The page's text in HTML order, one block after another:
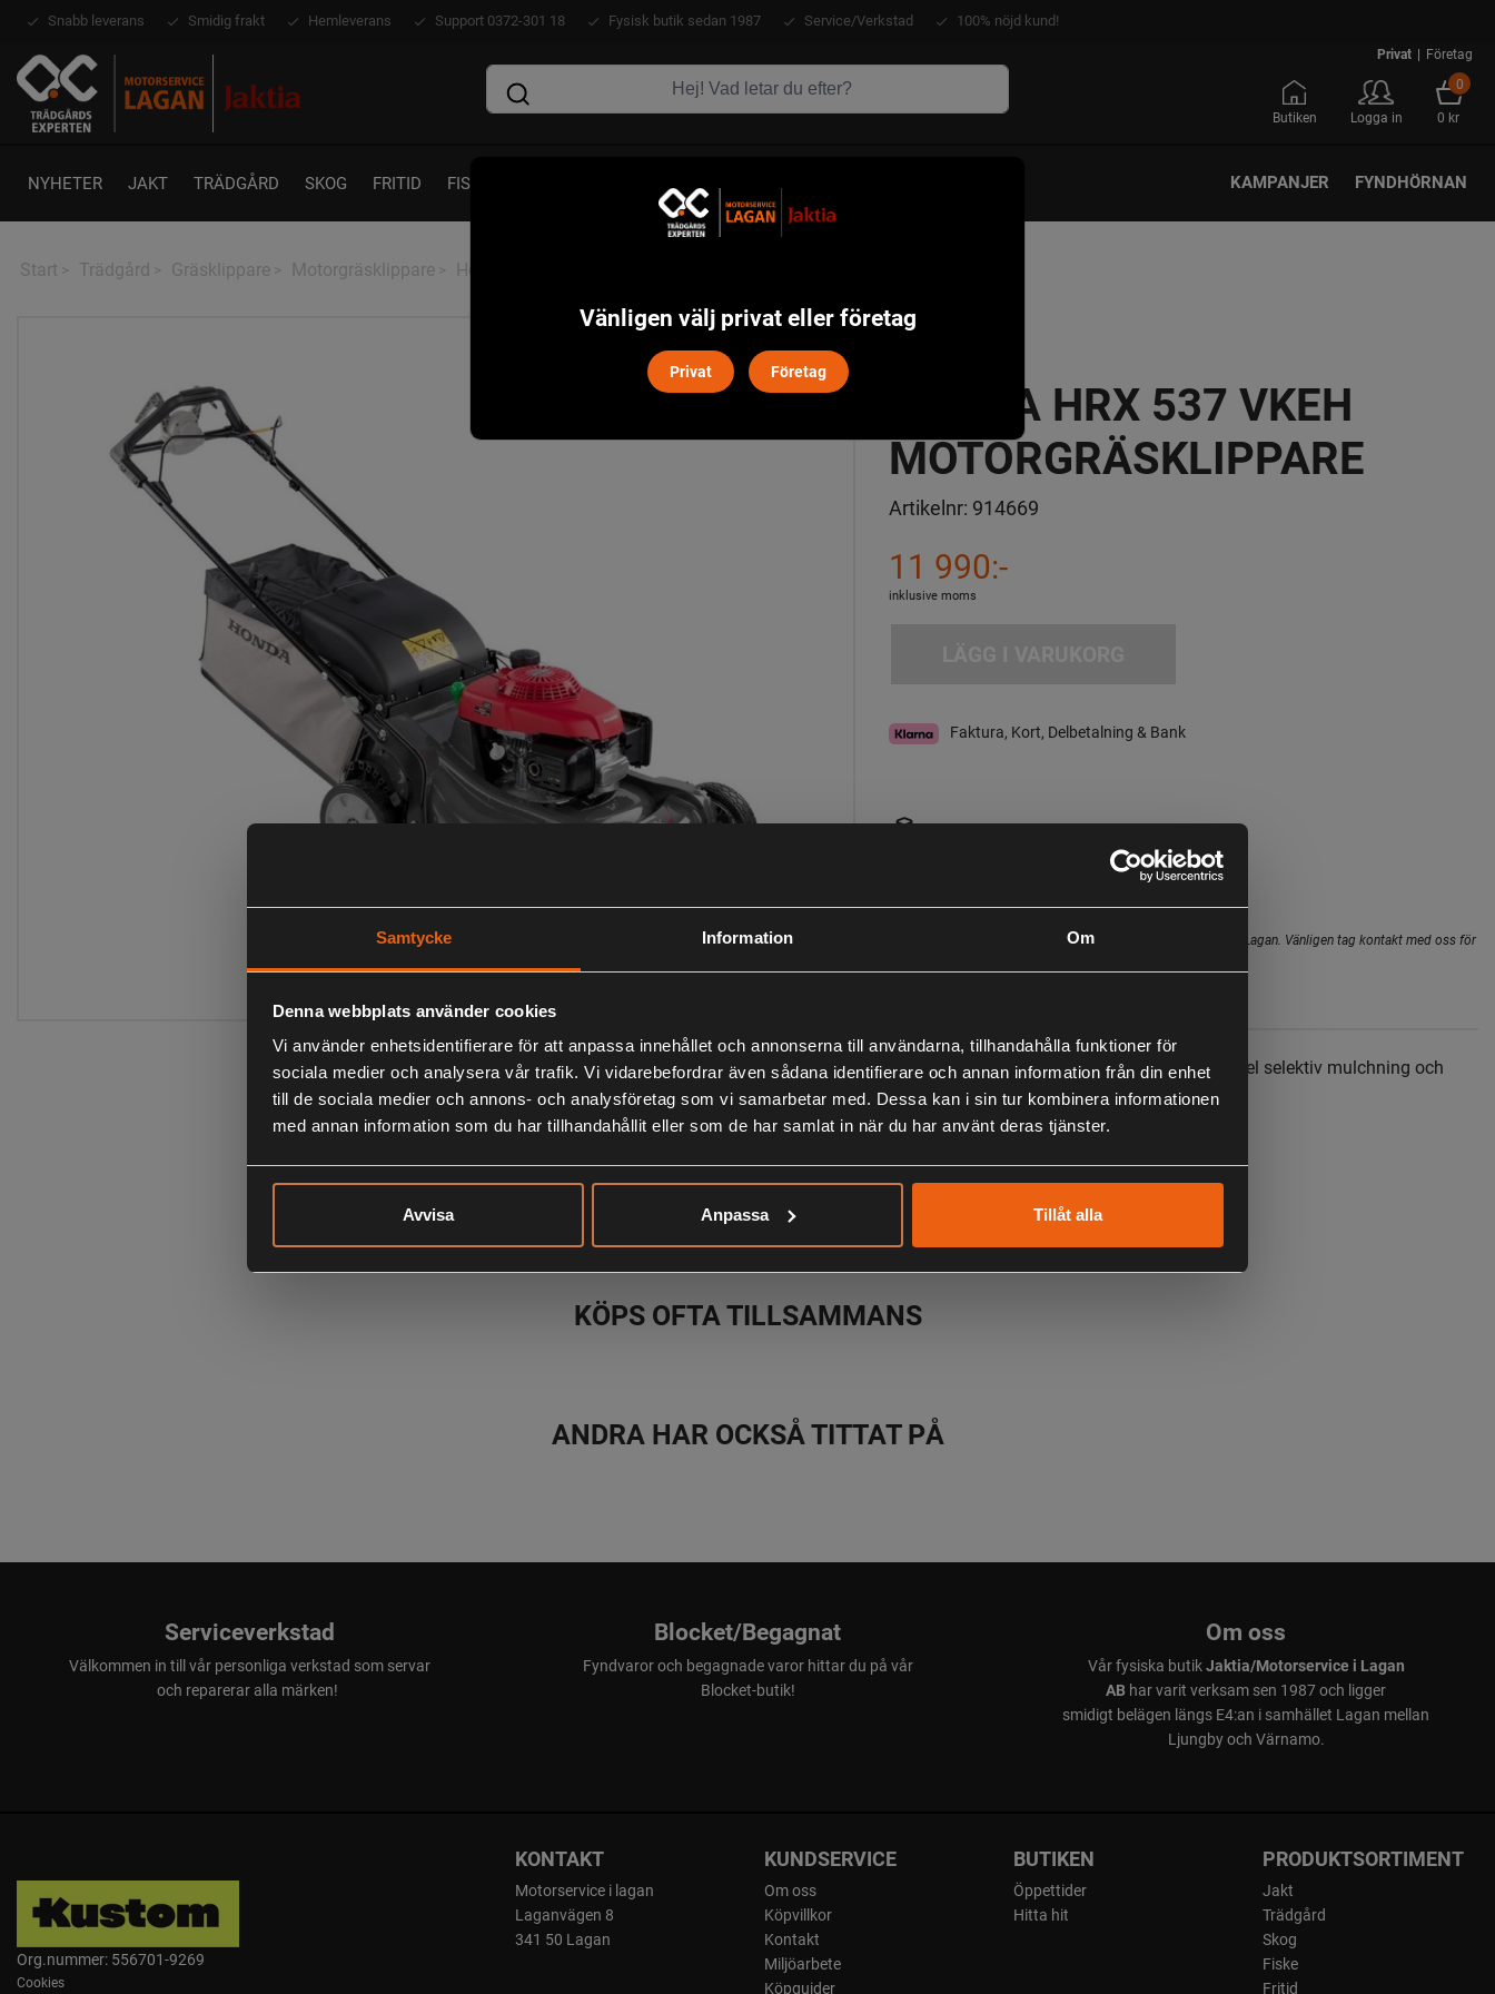
Samtycke Information Om
Denna webbplats använder cookies
Vi använder enhetsidentifierare för att anpassa innehållet och annonserna till användarna, tillhandahålla funktioner för
sociala medier och analysera vår trafik. Vi vidarebefordrar även sådana identifierare och annan information från din enhet
till de sociala medier och annons- och analysföretag som vi samarbetar med. Dessa kan i sin tur kombinera informationen
med annan information som du har tillhandahållit eller som de har samlat in när du har använt deras tjänster.
Avvisa Anpassa Tillåt alla
Snabb leverans Smidig frakt Hemleverans Support 0372-301 18 Fysisk butik sedan 1987 Service/Verkstad 100% nöjd kund!
Privat | Företag
Butiken Logga in
0
0 kr
NYHETER JAKT TRÄDGÅRD SKOG FRITID FISKE KAMPANJER FYNDHÖRNAN
Start > Trädgård > Gräsklippare > Motorgräsklippare > Honda
HONDA HRX 537 VKEH
MOTORGRÄSKLIPPARE
Artikelnr: 914669
11 990:-
inklusive moms
Faktura, Kort, Delbetalning & Bank
Ej i lager
Fraktkostnad (Home Delivery): 995:-
Observera att webshopens lager inte alltid gäller för butiken i Lagan. Vänligen tag kontakt med oss för
Perfekt för stora gräsmattor. Inkluderar variabel selektiv mulchning och
Roto-Stop®.
LIKNANDE PRODUKTER
KÖPS OFTA TILLSAMMANS
ANDRA HAR OCKSÅ TITTAT PÅ
Serviceverkstad
Välkommen in till vår personliga verkstad som servar
och reparerar alla märken!
Blocket/Begagnat
Fyndvaror och begagnade varor hittar du på vår
Blocket-butik!
Om oss
Vår fysiska butikJaktia/Motorservice i Lagan
AB har varit verksam sen 1987 och ligger
smidigt belägen längs E4:an i samhället Lagan mellan
Ljungby och Värnamo.
Org.nummer: 556701-9269
Cookies
KONTAKT
Motorservice i lagan
Laganvägen 8
341 50 Lagan
KUNDSERVICE
Om oss
Köpvillkor
Kontakt
Miljöarbete
Köpguider
BUTIKEN
Öppettider
Hitta hit
PRODUKTSORTIMENT
Jakt
Trädgård
Skog
Fiske
Fritid
Vänligen välj privat eller företag
Privat Företag